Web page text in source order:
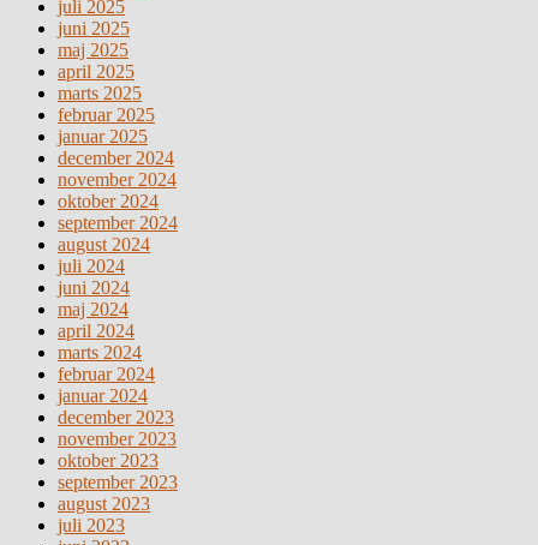
juli 2025
juni 2025
maj 2025
april 2025
marts 2025
februar 2025
januar 2025
december 2024
november 2024
oktober 2024
september 2024
august 2024
juli 2024
juni 2024
maj 2024
april 2024
marts 2024
februar 2024
januar 2024
december 2023
november 2023
oktober 2023
september 2023
august 2023
juli 2023